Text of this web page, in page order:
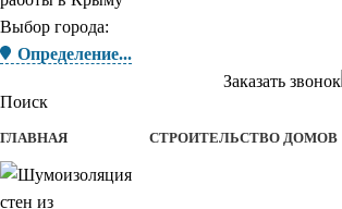
Выбор города:
Определение...
Заказать звонок
Поиск
ГЛАВНАЯ СТРОИТЕЛЬСТВО ДОМОВ